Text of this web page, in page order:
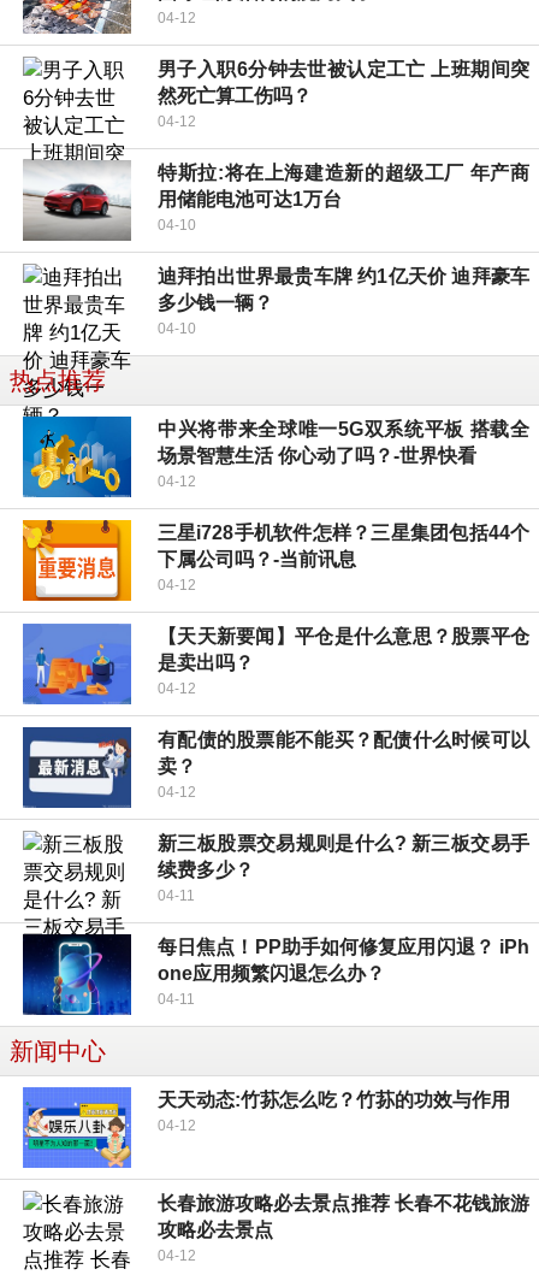
04-12
男子入职6分钟去世被认定工亡 上班期间突
然死亡算工伤吗？
04-12
特斯拉:将在上海建造新的超级工厂 年产商
用储能电池可达1万台
04-10
迪拜拍出世界最贵车牌 约1亿天价 迪拜豪车
多少钱一辆？
04-10
热点推荐
中兴将带来全球唯一5G双系统平板 搭载全
场景智慧生活 你心动了吗？-世界快看
04-12
三星i728手机软件怎样？三星集团包括44个
下属公司吗？-当前讯息
04-12
【天天新要闻】平仓是什么意思？股票平仓
是卖出吗？
04-12
有配债的股票能不能买？配债什么时候可以
卖？
04-12
新三板股票交易规则是什么? 新三板交易手
续费多少？
04-11
每日焦点！PP助手如何修复应用闪退？ iPh
one应用频繁闪退怎么办？
04-11
新闻中心
天天动态:竹荪怎么吃？竹荪的功效与作用
04-12
长春旅游攻略必去景点推荐 长春不花钱旅游
攻略必去景点
04-12